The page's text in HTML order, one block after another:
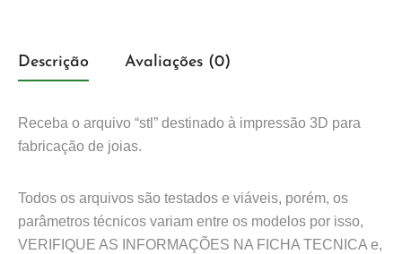
Descrição Avaliações (0)
Receba o arquivo “stl” destinado à impressão 3D para
fabricação de joias.
Todos os arquivos são testados e viáveis, porém, os
parâmetros técnicos variam entre os modelos por isso,
VERIFIQUE AS INFORMAÇÕES NA FICHA TECNICA e,